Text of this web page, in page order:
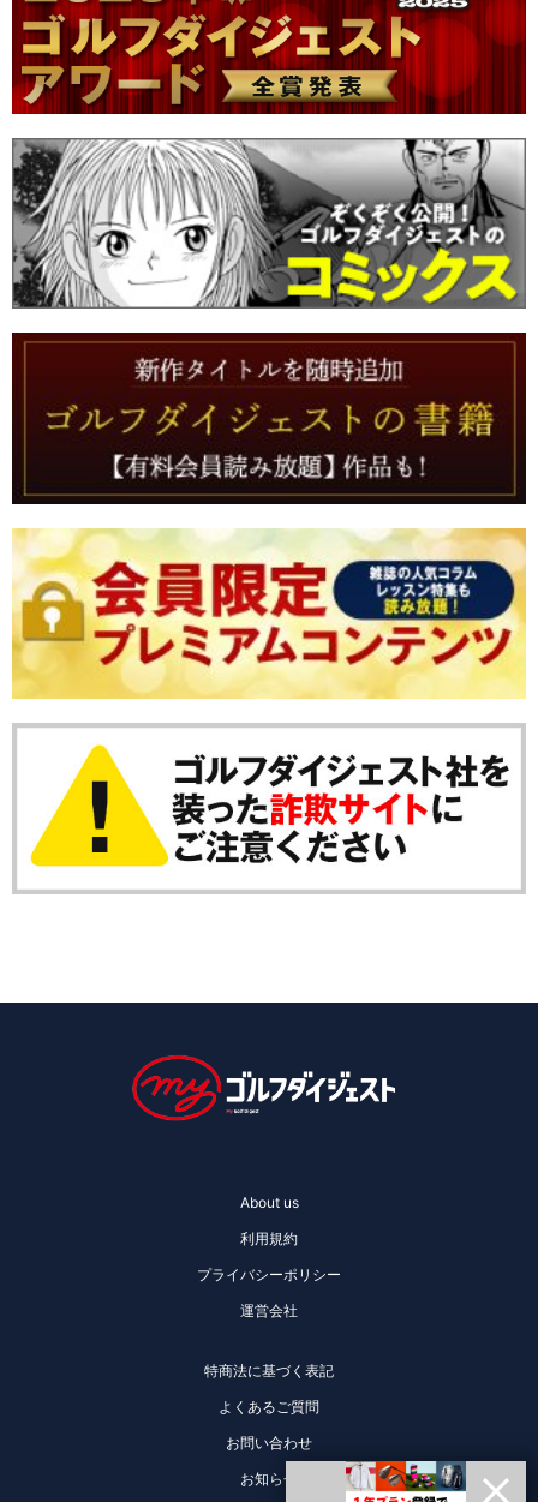
About us
利用規約
プライバシーポリシー
運営会社
特商法に基づく表記
よくあるご質問
お問い合わせ
お知らせ